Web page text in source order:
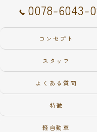
0078-6043-
コンセプト
スタッフ
よくある質問
特徴
軽自動車